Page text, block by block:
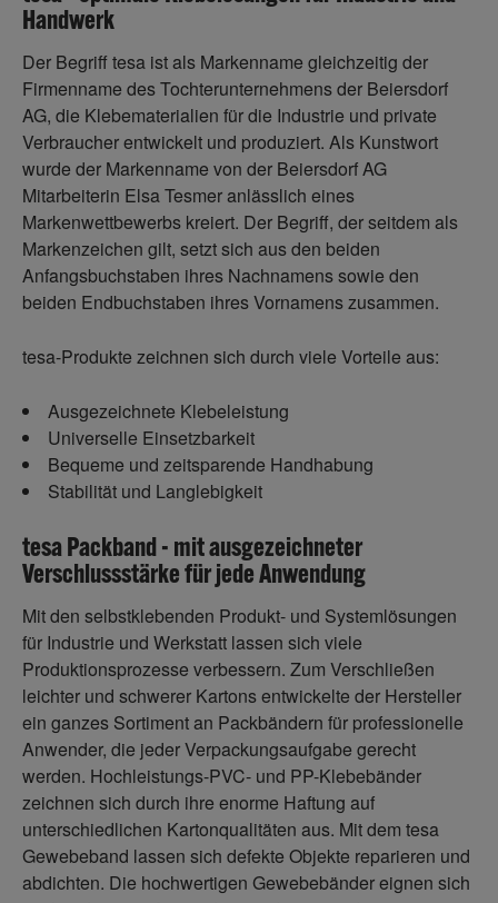
Handwerk
Der Begriff tesa ist als Markenname gleichzeitig der
Firmenname des Tochterunternehmens der Beiersdorf
AG, die Klebematerialien für die Industrie und private
Verbraucher entwickelt und produziert. Als Kunstwort
wurde der Markenname von der Beiersdorf AG
Mitarbeiterin Elsa Tesmer anlässlich eines
Markenwettbewerbs kreiert. Der Begriff, der seitdem als
Markenzeichen gilt, setzt sich aus den beiden
Anfangsbuchstaben ihres Nachnamens sowie den
beiden Endbuchstaben ihres Vornamens zusammen.
tesa-Produkte zeichnen sich durch viele Vorteile aus:
Ausgezeichnete Klebeleistung
Universelle Einsetzbarkeit
Bequeme und zeitsparende Handhabung
Stabilität und Langlebigkeit
tesa Packband - mit ausgezeichneter
Verschlussstärke für jede Anwendung
Mit den selbstklebenden Produkt- und Systemlösungen
für Industrie und Werkstatt lassen sich viele
Produktionsprozesse verbessern. Zum Verschließen
leichter und schwerer Kartons entwickelte der Hersteller
ein ganzes Sortiment an Packbändern für professionelle
Anwender, die jeder Verpackungsaufgabe gerecht
werden. Hochleistungs-PVC- und PP-Klebebänder
zeichnen sich durch ihre enorme Haftung auf
unterschiedlichen Kartonqualitäten aus. Mit dem tesa
Gewebeband lassen sich defekte Objekte reparieren und
abdichten. Die hochwertigen Gewebebänder eignen sich